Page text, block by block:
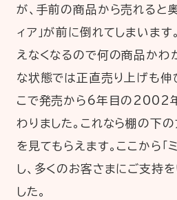
が、手前の商品から売れると
ィア」が前に倒れてしまいま
えなくなるので何の商品かわ
な状態では正直売り上げも伸
こで発売から6年目の2002
わりました。これなら棚の下
を見てもらえます。ここから「
し、多くのお客さまにご支持
した。